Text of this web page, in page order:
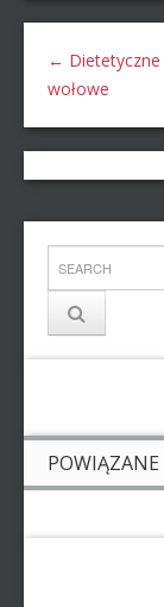
←
wołowe